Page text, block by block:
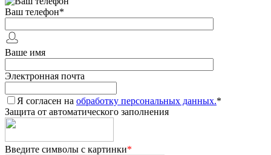
Ваш телефон*
Ваше имя
Электронная почта
Я согласен на обработку персональных данных.*
Защита от автоматического заполнения
Введите символы с картинки*